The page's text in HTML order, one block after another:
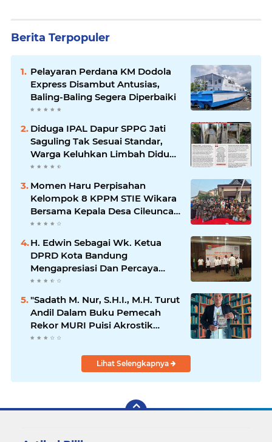
Berita Terpopuler
Pelayaran Perdana KM Dodola
Express Disambut Antusias,
Baling-Baling Segera Diperbaiki
Diduga IPAL Dapur SPPG Jati
Saguling Tak Sesuai Standar,
Warga Keluhkan Limbah Diduga
Mengalir ke Sungai
Momen Haru Perpisahan
Kelompok 8 KPPM STIE Wikara
Bersama Kepala Desa Cileunca
di Kecamatan Bojong
H. Edwin Sebagai Wk. Ketua
DPRD Kota Bandung
Mengapresiasi Dan Percaya
Penuh Kepada Kepemimpinan
Merdi Hajiji Sebagai ketua DPD
Lpm Kota Bandung Periode
2021-2026
"Sadath M. Nur, S.H.I., M.H. Turut
Andil Dalam Buku Pemecah
Rekor MURI Puisi Akrostik
Terbanyak
Lihat Selengkapnya